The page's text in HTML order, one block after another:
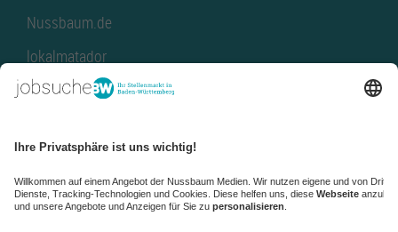
Nussbaum.de
lokalmatador
kaufinBW
NussbaumID
Nussbaum Medien